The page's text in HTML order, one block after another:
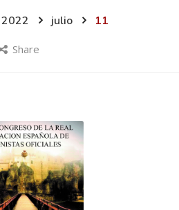
2022 julio 11
Share